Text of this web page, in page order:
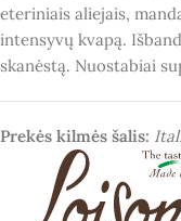
eteriniais aliejais,
intensyvų kvapą.
skanėstą. Nuostabiai
Prekės kilmės šalis: